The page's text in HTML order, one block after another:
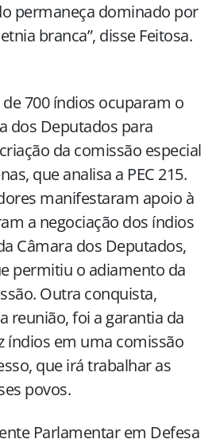
permaneça dominado por
branca”, disse Feitosa.
700 índios ocuparam o
dos Deputados para
da comissão especial
que analisa a PEC 215.
manifestaram apoio à
a negociação dos índios
Câmara dos Deputados,
permitiu o adiamento da
Outra conquista,
reunião, foi a garantia da
índios em uma comissão
que irá trabalhar as
povos.
Parlamentar em Defesa